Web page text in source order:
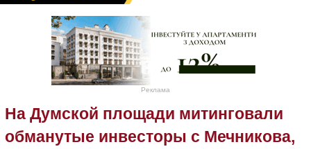
Реклама
На Думской площади митинговали
обманутые инвесторы с Мечникова,